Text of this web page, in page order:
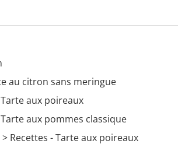
au citron sans meringue
aux poireaux
aux pommes classique
> Recettes - Tarte aux poireaux